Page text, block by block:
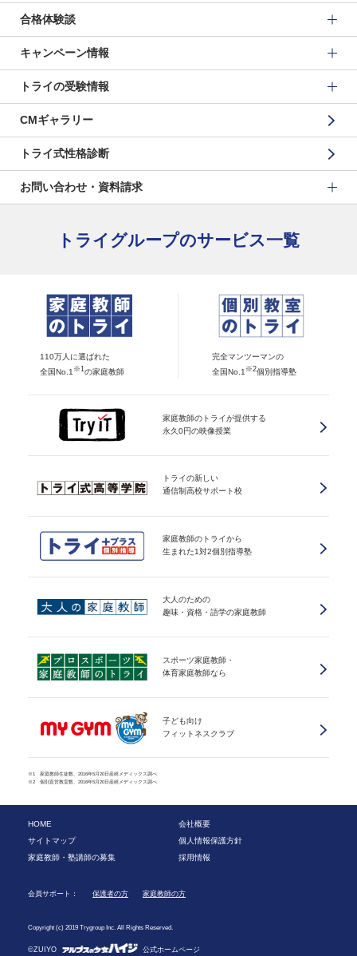
合格体験談
キャンペーン情報
トライの受験情報
CMギャラリー
トライ式性格診断
お問い合わせ・資料請求
トライグループのサービス一覧
110万人に選ばれた
全国No.1 ※1 の家庭教師
完全マンツーマンの
全国No.1 ※2個別指導塾
家庭教師のトライが提供する
永久0円の映像授業
トライの新しい
通信制高校サポート校
家庭教師のトライから
生まれた1対2個別指導塾
大人のための
趣味・資格・語学の家庭教師
スポーツ家庭教師・
体育家庭教師なら
子ども向け
フィットネスクラブ
※1 家庭教師生徒数、2016年5月20日産經メディックス調べ
※2 個別直営教室数、2016年5月20日産經メディックス調べ
HOME
会社概要
サイトマップ
個人情報保護方針
家庭教師・塾講師の募集
採用情報
会員サポート： 保護者の方 家庭教師の方
Copyright (c) 2019 Trygroup Inc. All Rights Reserved.
©ZUIYO 公式ホームページ